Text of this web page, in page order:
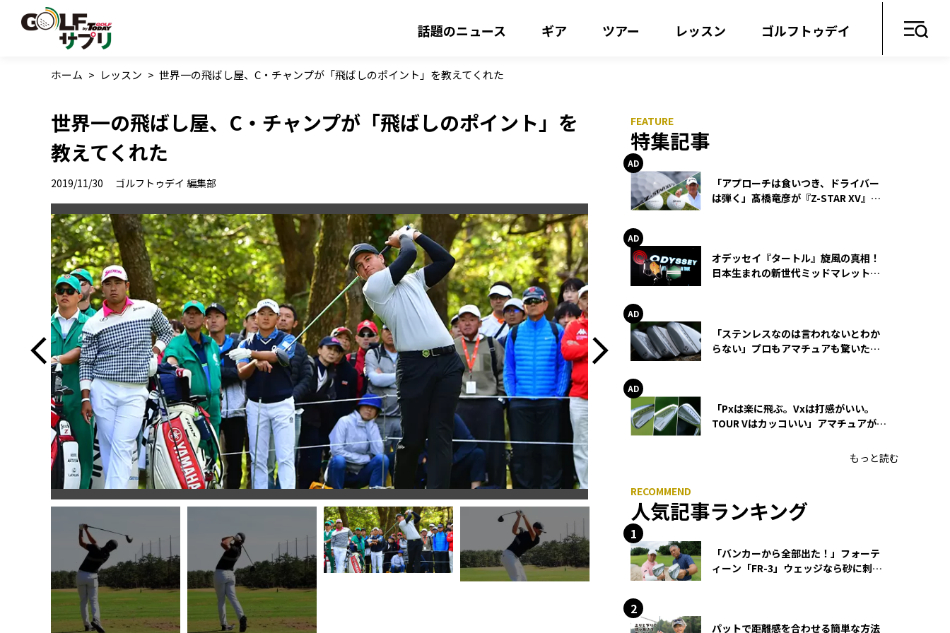
話題のニュース ギア ツアー レッスン ゴルフトゥデイ
ホーム > レッスン > 世界一の飛ばし屋、C・チャンプが「飛ばしのポイント」を教えてくれた
世界一の飛ばし屋、C・チャンプが「飛ばしのポイント」を
教えてくれた
2019/11/30 ゴルフトゥデイ 編集部
特集記事
「アプローチは食いつき、ドライバー
は弾く」髙橋竜彦が『Z-STAR XV』を
オデッセイ『タートル』旋風の真相！
日本生まれの新世代ミッドマレットが
「ステンレスなのは言われないとわか
らない」プロもアマチュアも驚いた
「Pxは楽に飛ぶ。Vxは打感がいい。
TOUR Vはカッコいい」アマチュアが選
もっと読む
人気記事ランキング
「バンカーから全部出た！」フォーテ
ィーン「FR-3」ウェッジなら砂に刺さ
パットで距離感を合わせる簡単な方法